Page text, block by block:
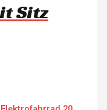
Sitz